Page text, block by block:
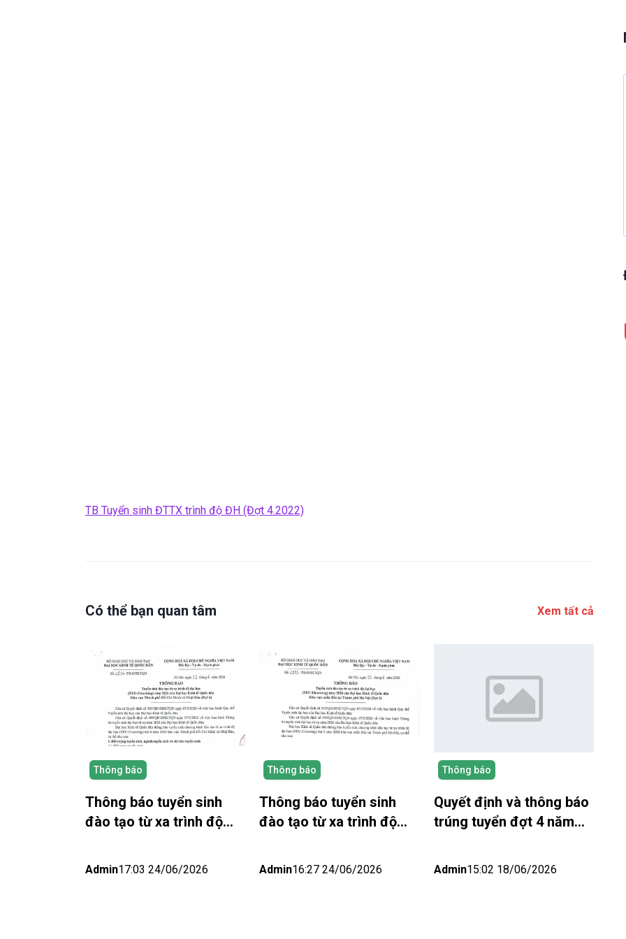
TB Tuyển sinh ĐTTX trình độ ĐH (Đợt 4.2022)
Có thể bạn quan tâm Xem tất cả
Thông báo
Thông báo tuyển sinh
đào tạo từ xa trình độ
năm 2026 khu vực thành
Admin17:03 24/06/2026
Thông báo
Thông báo tuyển sinh
đào tạo từ xa trình độ
Elearning – Khu vực miền
Admin16:27 24/06/2026
Thông báo
Quyết định và thông báo
trúng tuyển đợt 4 năm
Admin15:02 18/06/2026